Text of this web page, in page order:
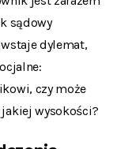
sądowy
dylemat,
czy może
wysokości?